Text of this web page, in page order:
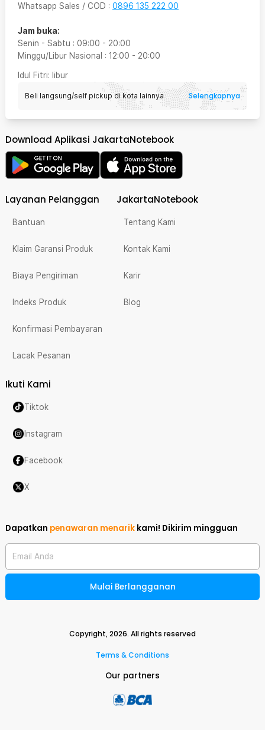
Whatsapp Sales / COD : 0896 135 222 00
Jam buka:
Senin - Sabtu : 09:00 - 20:00
Minggu/Libur Nasional : 12:00 - 20:00
Idul Fitri: libur
Beli langsung/self pickup di kota lainnya Selengkapnya
Download Aplikasi JakartaNotebook
Layanan Pelanggan
Bantuan
Klaim Garansi Produk
Biaya Pengiriman
Indeks Produk
Konfirmasi Pembayaran
Lacak Pesanan
JakartaNotebook
Tentang Kami
Kontak Kami
Karir
Blog
Ikuti Kami
Tiktok
Instagram
Facebook
X
Dapatkan penawaran menarik kami! Dikirim mingguan
Email Anda
Mulai Berlangganan
Copyright,2026. All rights reserved
Terms & Conditions
Our partners